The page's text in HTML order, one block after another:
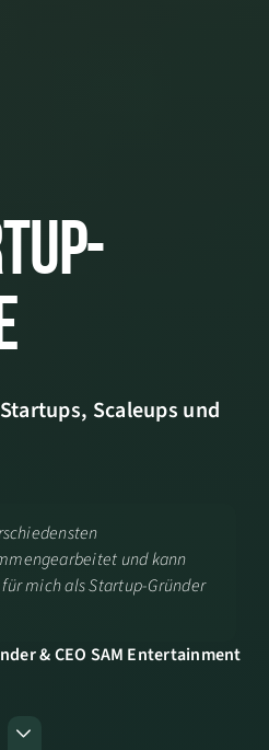
Scaleups und
und kann
für mich als Startup-Gründer
& CEO SAM Entertainment